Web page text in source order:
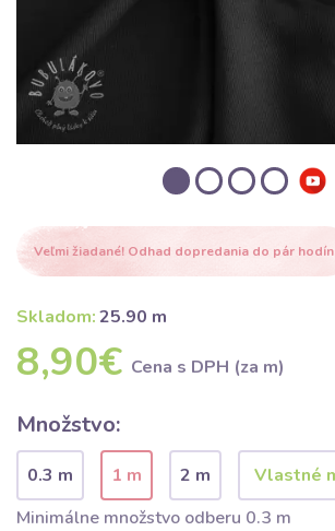
Veľmi žiadané! Odhad dopredania do pár hodín
Skladom:25.90 m
8,90€ Cena s DPH (za m)
Množstvo:
0.3 m 1 m
2 m
Minimálne množstvo odberu 0.3 m